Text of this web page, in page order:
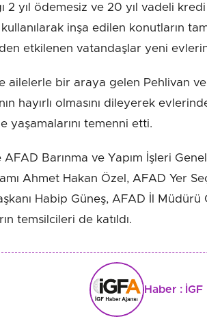
2 yıl ödemesiz ve 20 yıl vadeli
kullanılarak inşa edilen konutların
etkilenen vatandaşlar yeni
ailelerle bir araya gelen Pehlivan
hayırlı olmasını dileyerek
yaşamalarını temenni etti.
Barınma ve Yapım İşleri
Ahmet Hakan Özel, AFAD Yer
Habip Güneş, AFAD İl
temsilcileri de katıldı.
Haber : İGF